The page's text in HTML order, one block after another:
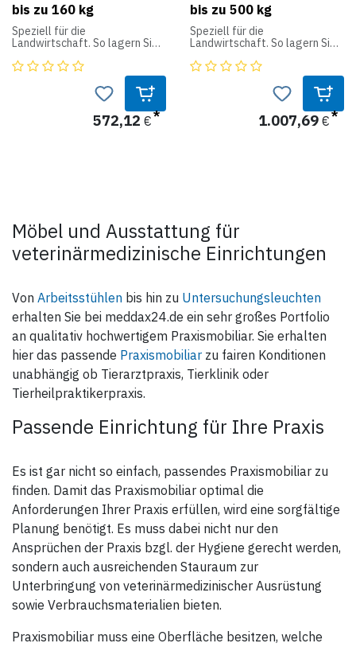
bis zu 160 kg
Speziell für die
Landwirtschaft. So lagern Sie
und vorschriftsmäßig! TÜV
für bis zu 160kg Gefahrstoffe
Maße: 1016 x 950 x 420mm
572,12 €
bis zu 500 kg
Speziell für die
Landwirtschaft. So lagern Sie
und vorschriftsmäßig! TÜV
für bis zu 500kg Gefahrstoffe
Maße: 1950 x 950 x 500mm
1.007,69€
Möbel und Ausstattung für
veterinärmedizinische Einrichtungen
Von Arbeitsstühlen bis hin zu Untersuchungsleuchten
erhalten Sie bei meddax24.de ein sehr großes Portfolio
an qualitativ hochwertigem Praxismobiliar. Sie erhalten
hier das passende Praxismobiliar zu fairen Konditionen
unabhängig ob Tierarztpraxis, Tierklinik oder
Tierheilpraktikerpraxis.
Passende Einrichtung für Ihre Praxis
Es ist gar nicht so einfach, passendes Praxismobiliar zu
finden. Damit das Praxismobiliar optimal die
Anforderungen Ihrer Praxis erfüllen, wird eine sorgfältige
Planung benötigt. Es muss dabei nicht nur den
Ansprüchen der Praxis bzgl. der Hygiene gerecht werden,
sondern auch ausreichenden Stauraum zur
Unterbringung von veterinärmedizinischer Ausrüstung
sowie Verbrauchsmaterialien bieten.
Praxismobiliar muss eine Oberfläche besitzen, welche